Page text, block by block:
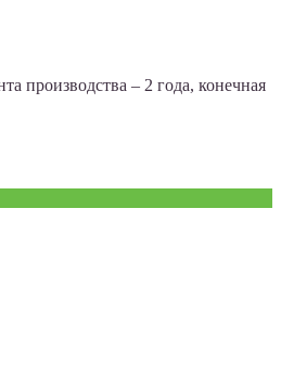
производства – 2 года, конечная